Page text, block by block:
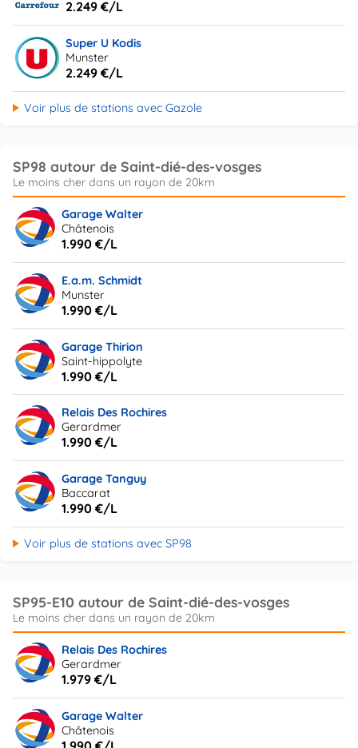
2.249 €/L
Super U Kodis
Munster
2.249 €/L
Voir plus de stations avec Gazole
SP98 autour de Saint-dié-des-vosges
Garage Walter
Châtenois
1.990 €/L
E.a.m. Schmidt
Munster
1.990 €/L
Garage Thirion
Saint-hippolyte
1.990 €/L
Relais Des Rochires
Gerardmer
1.990 €/L
Garage Tanguy
Baccarat
1.990 €/L
Voir plus de stations avec SP98
SP95-E10 autour de Saint-dié-des-vosges
Relais Des Rochires
Gerardmer
1.979 €/L
Garage Walter
Châtenois